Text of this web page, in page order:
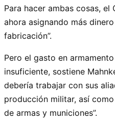
Para hacer ambas cosas,
ahora asignando más
fabricación”.
Pero el gasto en
insuficiente, sostiene
debería trabajar con sus
producción militar, así
de armas y municiones”.